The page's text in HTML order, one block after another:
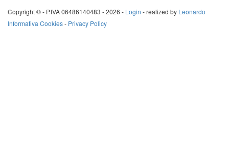
Copyright © - P.IVA 06486140483 -2026 - Login - realized by Leonardo
Informativa Cookies- Privacy Policy